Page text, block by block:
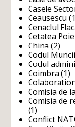
Casele
Ceausescu
Cenaclul
Cetatea
China (2)
Codul Muncii
Codul
Coimbra (1)
Comisia de
Comisia de
(1)
Conflict